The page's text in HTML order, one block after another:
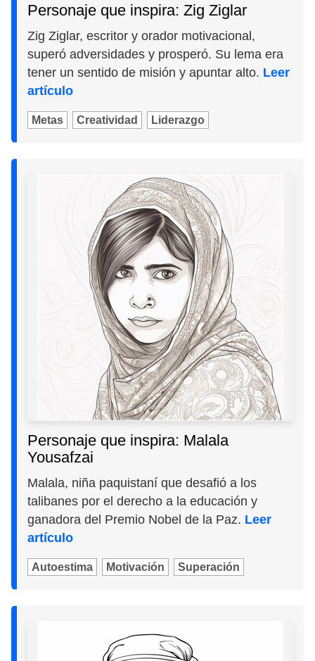
Personaje que inspira: Zig Ziglar
Zig Ziglar, escritor y orador motivacional,
superó adversidades y prosperó. Su lema era
tener un sentido de misión y apuntar alto. Leer
artículo
Metas Creatividad Liderazgo
Personaje que inspira: Malala
Yousafzai
Malala, niña paquistaní que desafió a los
talibanes por el derecho a la educación y
ganadora del Premio Nobel de la Paz. Leer
artículo
Autoestima Motivación Superación